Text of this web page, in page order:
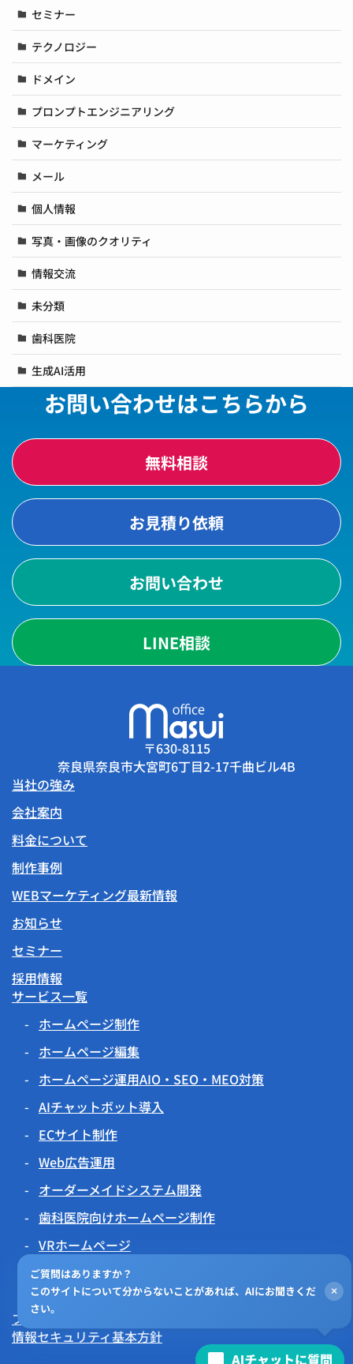
セミナー
テクノロジー
ドメイン
プロンプトエンジニアリング
マーケティング
メール
個人情報
写真・画像のクオリティ
情報交流
未分類
歯科医院
生成AI活用
お問い合わせはこちらから
無料相談
お見積り依頼
お問い合わせ
LINE相談
〒630-8115
奈良県奈良市大宮町6丁目2-17千曲ビル4B
当社の強み
会社案内
料金について
制作事例
WEBマーケティング最新情報
お知らせ
セミナー
採用情報
サービス一覧
ホームページ制作
ホームページ編集
ホームページ運用AIO・SEO・MEO対策
AIチャットボット導入
ECサイト制作
Web広告運用
オーダーメイドシステム開発
歯科医院向けホームページ制作
VRホームページ
伝わるアニメーション
チラシビジョン
プライバシーポリシー
情報セキュリティ基本方針
ご質問はありますか？
このサイトについて分からないことがあれば、AIにお聞きくだ
さい。
×